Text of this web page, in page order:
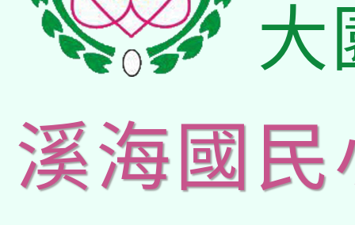
大
溪海國民